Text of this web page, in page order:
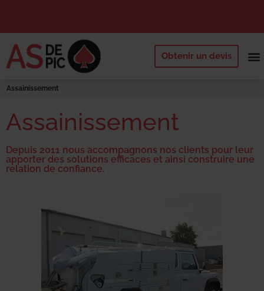
Obtenir un devis
Assainissement
Assainissement
Depuis 2011 nous accompagnons nos clients pour leur
apporter des solutions efficaces et ainsi construire une
relation de confiance.